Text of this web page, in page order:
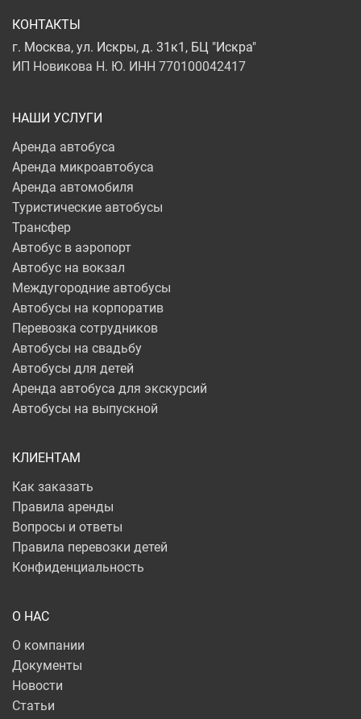
КОНТАКТЫ
г. Москва, ул. Искры, д. 31к1, БЦ "Искра"
ИП Новикова Н. Ю. ИНН 770100042417
НАШИ УСЛУГИ
Аренда автобуса
Аренда микроавтобуса
Аренда автомобиля
Туристические автобусы
Трансфер
Автобус в аэропорт
Автобус на вокзал
Междугородние автобусы
Автобусы на корпоратив
Перевозка сотрудников
Автобусы на свадьбу
Автобусы для детей
Аренда автобуса для экскурсий
Автобусы на выпускной
КЛИЕНТАМ
Как заказать
Правила аренды
Вопросы и ответы
Правила перевозки детей
Конфиденциальность
О НАС
О компании
Документы
Новости
Статьи